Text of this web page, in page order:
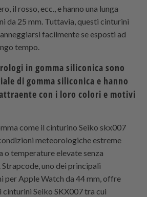
il rosso, ecc., e hanno una lunga
da 25 mm. Tuttavia, questi cinturini
facilmente se esposti ad
tempo.
in gomma siliconica sono
di gomma siliconica e hanno
con i loro colori e motivi
come il cinturino Seiko skx007
meteorologiche estreme
o temperature elevate senza
Strapcode, uno dei principali
Apple Watch da 44 mm, offre
cinturini Seiko SKX007 tra cui